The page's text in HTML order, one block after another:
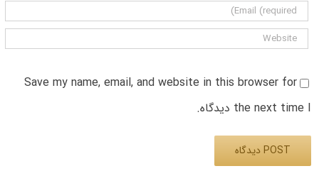
Save my name, email, and website in this browser for
the next time I دیدگاه.